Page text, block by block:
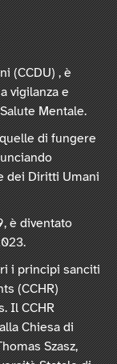
(CCDU) , è
vigilanza e
Mentale.
di fungere
dei Diritti Umani
è diventato
i principi sanciti
(CCHR)
Il CCHR
Chiesa di
Szasz,